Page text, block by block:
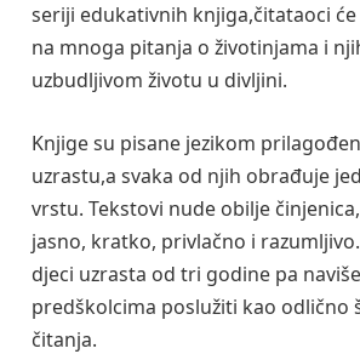
seriji edukativnih knjiga,čitataoci
na mnoga pitanja o životinjama i
uzbudljivom životu u divljini.
Knjige su pisane jezikom
uzrastu,a svaka od njih obrađuje
vrstu. Tekstovi nude obilje
jasno, kratko, privlačno i
djeci uzrasta od tri godine pa
predškolcima poslužiti kao odlično
čitanja.